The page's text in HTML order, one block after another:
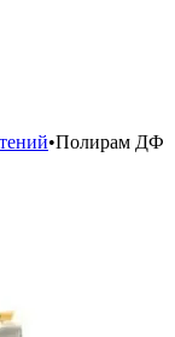
•Полирам ДФ